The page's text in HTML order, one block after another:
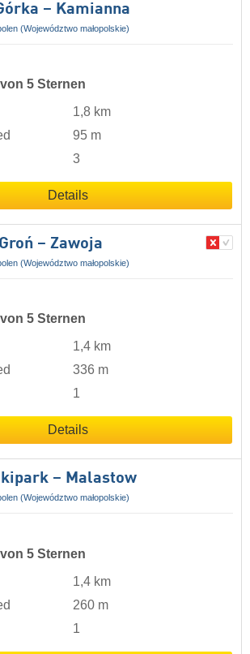
– Kamianna
(Województwo małopolskie)
5 Sternen
1,8 km
95 m
3
Details
– Zawoja
(Województwo małopolskie)
5 Sternen
1,4 km
336 m
1
Details
– Malastow
(Województwo małopolskie)
5 Sternen
1,4 km
260 m
1